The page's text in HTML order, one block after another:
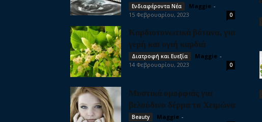
Ενδιαφέροντα Νέα Maggie -
15 Φεβρουαρίου, 2023
0
Καρδιοτονωτικά βότανα, για
γερή και υγιή καρδιά
Διατροφή και Ευεξία Maggie -
14 Φεβρουαρίου, 2023
0
Μυστικά ομορφιάς για
βελούδινο δέρμα το Χειμώνα
Beauty Maggie -